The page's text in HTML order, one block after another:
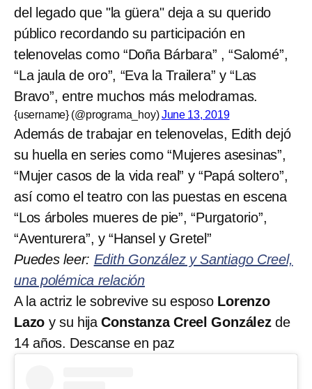
del legado que "la güera" deja a su querido
público recordando su participación en
telenovelas como “Doña Bárbara” , “Salomé”,
“La jaula de oro”, “Eva la Trailera” y “Las
Bravo”, entre muchos más melodramas.
{username} (@programa_hoy)June 13, 2019
Además de trabajar en telenovelas, Edith dejó
su huella en series como “Mujeres asesinas”,
“Mujer casos de la vida real” y “Papá soltero”,
así como el teatro con las puestas en escena
“Los árboles mueres de pie”, “Purgatorio”,
“Aventurera”, y “Hansel y Gretel”
Puedes leer: Edith González y Santiago Creel,
una polémica relación
A la actriz le sobrevive su esposo Lorenzo
Lazo y su hijaConstanza Creel Gonzálezde
14 años. Descanse en paz